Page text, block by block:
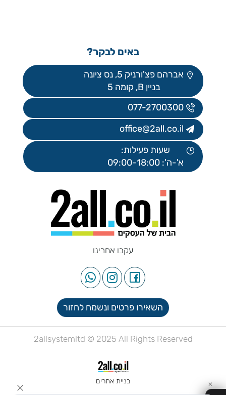
באים לבקר?
אברהם פצ'ורניק 5, נס ציונה
בניין B, קומה 5
077-2700300
office@2all.co.il
שעות פעילות:
א'-ה': 09:00-18:00
עקבו אחרינו
השאירו פרטים ונשמח לחזור
2allsystemltd © 2025 All Rights Reserved
בניית אתרים ✕